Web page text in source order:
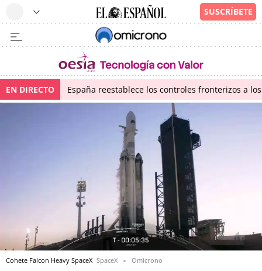
EN DIRECTO España reestablece los controles fronterizos a
Cohete Falcon Heavy SpaceX SpaceX Omicrono